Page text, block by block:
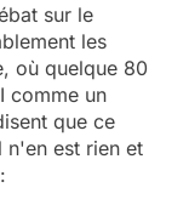
sur le
les
où quelque 80
comme un
que ce
n'en est rien et